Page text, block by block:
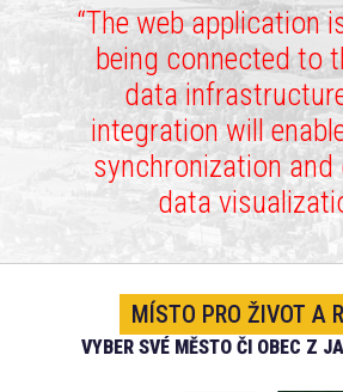
“The web application
being connected to
data
integration will
synchronization and
data
MÍSTO PRO ŽIVOT A
VYBER SVÉ MĚSTO ČI OBEC Z